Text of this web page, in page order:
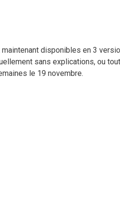
disponibles en 3
sans explications, ou tout
le 19 novembre.